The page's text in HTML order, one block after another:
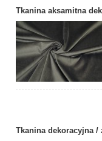
Tkanina aksamitna
Tkanina dekoracyjna /